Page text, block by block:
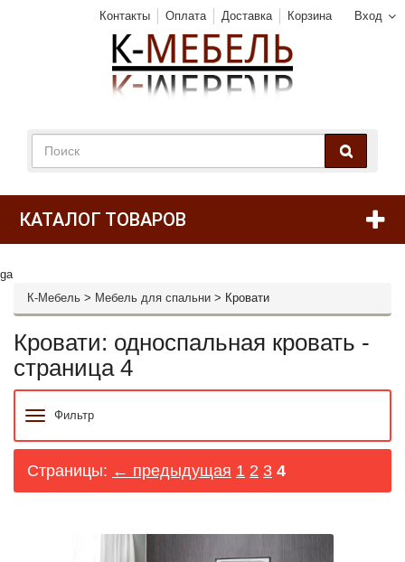
Вход
Контакты Оплата Доставка Корзина
КАТАЛОГ ТОВАРОВ
ga
К-Мебель > Мебель для спальни > Кровати
Кровати: односпальная кровать -
страница 4
Фильтр
Страницы: ← предыдущая 1 2 3 4